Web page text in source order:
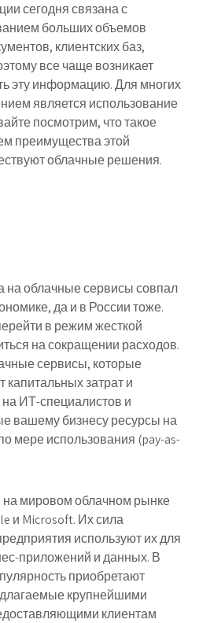
сегодня связана с
больших объемов
клиентских баз,
все чаще возникает
эту информацию. Для многих
является использование
посмотрим, что такое
преимущества этой
облачные решения.
на облачные сервисы совпал
да и в России тоже.
в режим жесткой
на сокращении расходов.
сервисы, которые
капитальных затрат и
ИТ-специалистов и
вашему бизнесу ресурсы на
мере использования (pay-as-
мировом облачном рынке
и Microsoft. Их сила
используют их для
приложений и данных. В
приобретают
крупнейшими
клиентам